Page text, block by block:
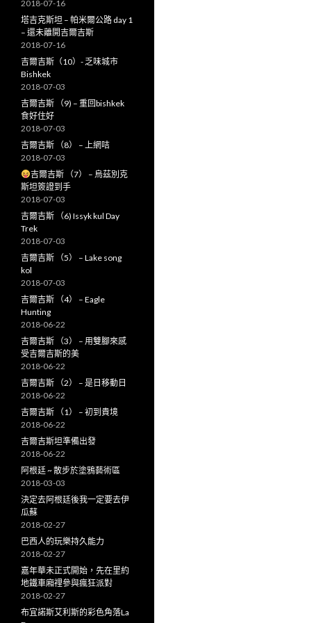
2018-07-16
塔吉克斯坦 – 帕米爾公路 day 1
– 還未離開吉爾吉斯
2018-07-16
吉爾吉斯（10）- 乏味城市
Bishkek
2018-07-03
吉爾吉斯 （9) – 重回bishkek
食好住好
2018-07-03
吉爾吉斯 （8） – 上網咭
2018-07-03
吉爾吉斯 （7） – 烏茲別克
斯坦簽證到手
2018-07-03
吉爾吉斯 （6) Issyk kul Day
Trek
2018-07-03
吉爾吉斯 （5） – Lake song
kol
2018-07-03
吉爾吉斯 （4） – Eagle
Hunting
2018-06-22
吉爾吉斯 （3） – 用雙腳來感
受吉爾吉斯的美
2018-06-22
吉爾吉斯 （2） – 是日移動日
2018-06-22
吉爾吉斯 （1） – 初到貴境
2018-06-22
吉爾吉斯坦準備出發
2018-06-22
阿根廷 ~ 散步於塗鴉藝術區
2018-03-03
決定去阿根廷後我一定要去伊
瓜蘇
2018-02-27
巴西人的玩樂持久能力
2018-02-27
嘉年華未正式開始，先在里約
地鐵車廂𥚃參與瘋狂派對
2018-02-27
布宜諾斯艾利斯的彩色角落La